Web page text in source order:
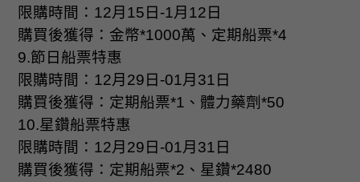
限購時間： 12月 15 日 -1月 12 日
購買後獲得：金幣*1000萬、定期船票*4
9.節日船票特惠
限購時間： 12月 29 日 -01月 31 日
購買後獲得：定期船票*1 、體力藥劑*50
10.星鑽船票特惠
限購時間： 12月 29 日 -01月 31 日
購買後獲得：定期船票*2 、星鑽*2480